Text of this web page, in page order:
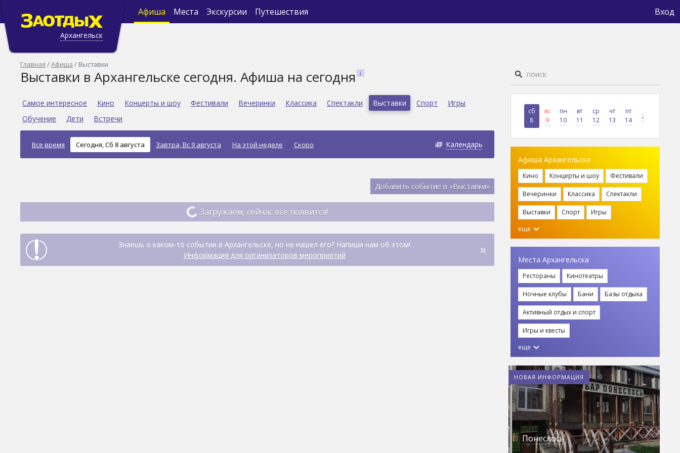
Архангельск
Афиша Места Экскурсии Путешествия Вход
Главная Афиша Выставки
Выставки в Архангельске сегодня. Афиша на сегодня
Самое интересное Кино Концерты и шоу Фестивали Вечеринки Классика Спектакли Выставки Спорт
Игры
Обучение
Дети Встречи
Все время Сегодня, Сб 8 августа Завтра, Вс 9 августа На этой неделе Скоро Календарь
Добавить событие в «Выставки»
Загружаем, сейчас всё появится!
Знаешь о каком-то событии в Архангельске, но не нашел его? Напиши нам об этом!
Информация для организаторов мероприятий
×
сб
8
вс
9
пн
10
вт
11
ср
12
чт
13
пт
14
↓
Афиша Архангельска
Кино Концерты и шоу Фестивали
Вечеринки Классика Спектакли
Выставки Спорт
Игры
еще
Места Архангельска
Рестораны Кинотеатры
Ночные клубы Бани Базы отдыха
Активный отдых и спорт
Игры и квесты
еще
НОВАЯ ИНФОРМАЦИЯ
Понеслось